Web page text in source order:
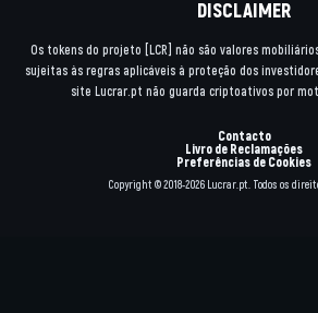
DISCLAIMER
Os tokens do projeto [LCR] não são valores
sujeitas às regras aplicáveis à proteção dos
site Lucrar.pt não guarda criptoativos por
Contacto
Livro de Reclamações
Preferências de Cookies
Copyright © 2018-2026 Lucrar.pt. Todos os